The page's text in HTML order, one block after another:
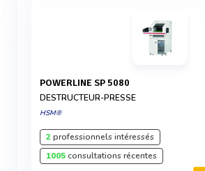
POWERLINE SP 5080
DESTRUCTEUR-PRESSE
HSM®
2professionnels intéressés
1005consultations récentes